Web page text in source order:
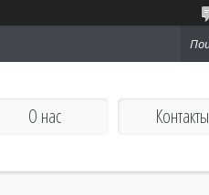
О нас Контакты